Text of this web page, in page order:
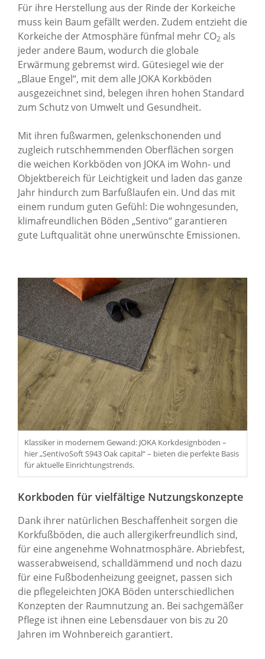
Für ihre Herstellung aus der Rinde der Korkeiche
muss kein Baum gefällt werden. Zudem entzieht die
Korkeiche der Atmosphäre fünfmal mehr CO2 als
jeder andere Baum, wodurch die globale
Erwärmung gebremst wird. Gütesiegel wie der
„Blaue Engel“, mit dem alle JOKA Korkböden
ausgezeichnet sind, belegen ihren hohen Standard
zum Schutz von Umwelt und Gesundheit.
Mit ihren fußwarmen, gelenkschonenden und
zugleich rutschhemmenden Oberflächen sorgen
die weichen Korkböden von JOKA im Wohn- und
Objektbereich für Leichtigkeit und laden das ganze
Jahr hindurch zum Barfußlaufen ein. Und das mit
einem rundum guten Gefühl: Die wohngesunden,
klimafreundlichen Böden „Sentivo“ garantieren
gute Luftqualität ohne unerwünschte Emissionen.
Klassiker in modernem Gewand: JOKA Korkdesignböden –
hier „SentivoSoft S943 Oak capital“ – bieten die perfekte Basis
für aktuelle Einrichtungstrends.
Korkboden für vielfältige Nutzungskonzepte
Dank ihrer natürlichen Beschaffenheit sorgen die
Korkfußböden, die auch allergikerfreundlich sind,
für eine angenehme Wohnatmosphäre. Abriebfest,
wasserabweisend, schalldämmend und noch dazu
für eine Fußbodenheizung geeignet, passen sich
die pflegeleichten JOKA Böden unterschiedlichen
Konzepten der Raumnutzung an. Bei sachgemäßer
Pflege ist ihnen eine Lebensdauer von bis zu 20
Jahren im Wohnbereich garantiert.